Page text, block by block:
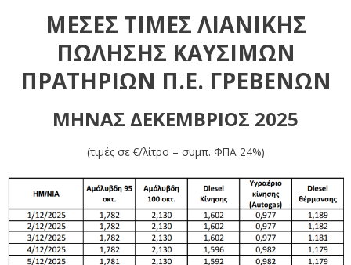
ΜΕΣΕΣ ΤΙΜΕΣ ΛΙΑΝΙΚΗΣ
ΠΩΛΗΣΗΣ ΚΑΥΣΙΜΩΝ
ΠΡΑΤΗΡΙΩΝ Π.Ε. ΓΡΕΒΕΝΩΝ
ΜΗΝΑΣ ΔΕΚΕΜΒΡΙΟΣ 2025
(τιμές σε €/λίτρο – συμπ. ΦΠΑ 24%)